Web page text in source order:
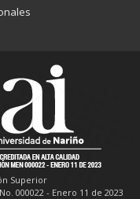
Superior
000022 - Enero 11 de 2023